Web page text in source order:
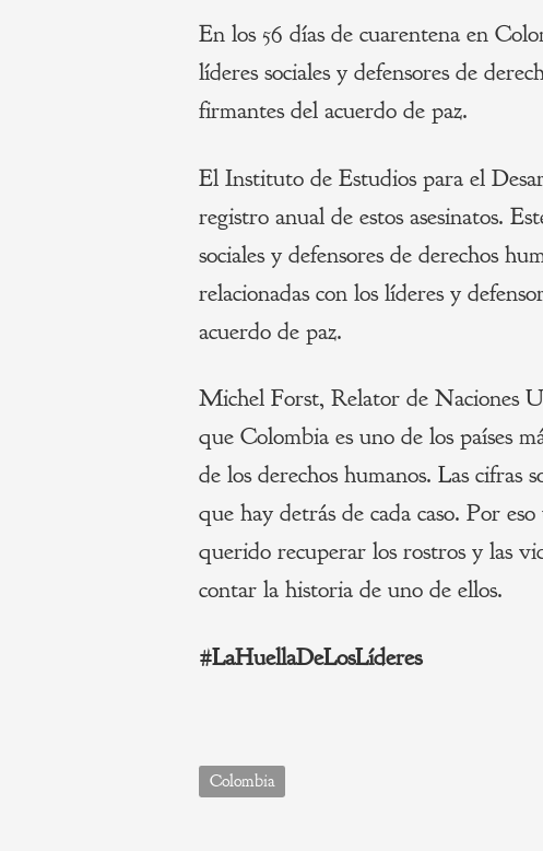
En los 56 días de cuarentena en
líderes sociales y defensores de
firmantes del acuerdo de paz.
El Instituto de Estudios para el
registro anual de estos asesinatos.
sociales y defensores de derechos
relacionadas con los líderes y
acuerdo de paz.
Michel Forst, Relator de Naciones
que Colombia es uno de los países
de los derechos humanos. Las cifras
que hay detrás de cada caso. Por
querido recuperar los rostros y las
contar la historia de uno de ellos.
#LaHuellaDeLosLíderes
Colombia